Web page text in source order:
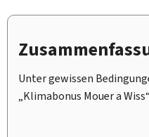
Unter gewissen
„Klimabonus Mouer a Wiss